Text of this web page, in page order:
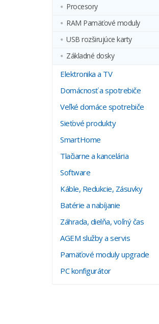
Procesory
RAM Pamäťové moduly
USB rozširujúce karty
Základné dosky
Elektronika a TV
Domácnosť a spotrebiče
Veľké domáce spotrebiče
Sieťové produkty
SmartHome
Tlačiarne a kancelária
Software
Káble, Redukcie, Zásuvky
Batérie a nabíjanie
Záhrada, dielňa, voľný čas
AGEM služby a servis
Pamäťové moduly upgrade
PC konfigurátor